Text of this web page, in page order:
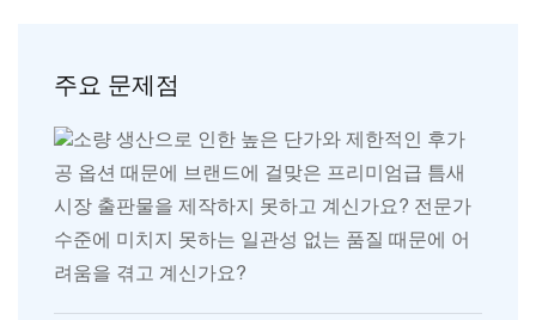
주요 문제점
소량 생산으로 인한 높은 단가와 제한적인 후가
공 옵션 때문에 브랜드에 걸맞은 프리미엄급 틈새
시장 출판물을 제작하지 못하고 계신가요? 전문가
수준에 미치지 못하는 일관성 없는 품질 때문에 어
려움을 겪고 계신가요?